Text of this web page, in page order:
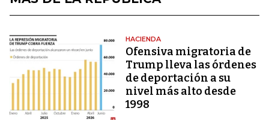
HACIENDA
Ofensiva migratoria de
Trump lleva las órdenes
de deportación a su
nivel más alto desde
1998